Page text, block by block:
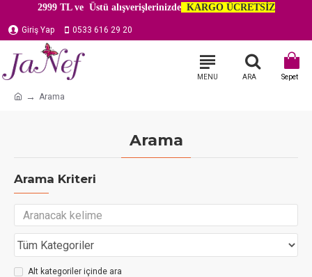
2999 TL ve Üstü alışverişlerinizdeKARGO ÜCRETSİZ
Giriş Yap 0533 616 29 20
Arama
Arama
Arama Kriteri
Alt kategoriler içinde ara